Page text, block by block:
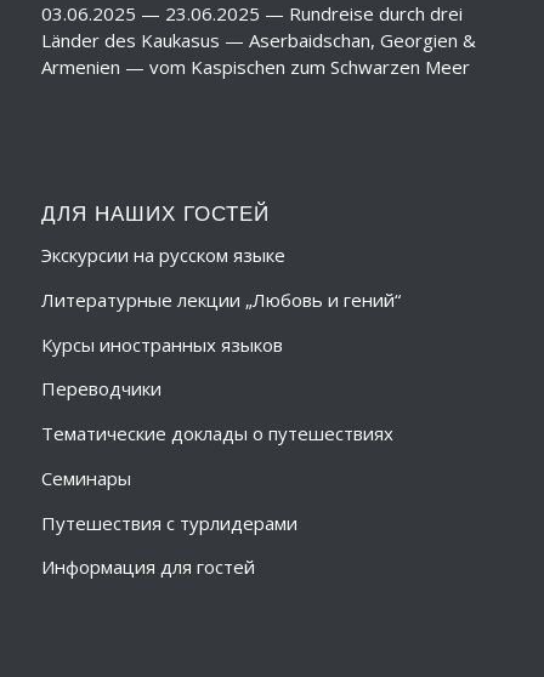
03.06.2025 — 23.06.2025 — Rundreise durch drei
Länder des Kaukasus — Aserbaidschan, Georgien &
Armenien — vom Kaspischen zum Schwarzen Meer
ДЛЯ НАШИХ ГОСТЕЙ
Экскурсии на русском языке
Литературные лекции „Любовь и гений“
Курсы иностранных языков
Переводчики
Тематические доклады о путешествиях
Семинары
Путешествия с турлидерами
Информация для гостей